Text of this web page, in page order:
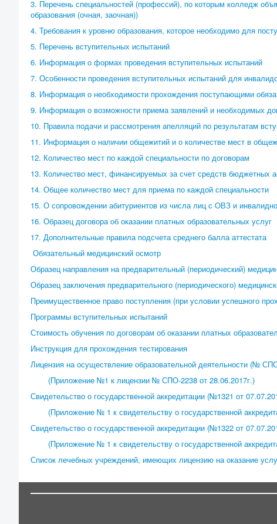
3. Перечень специальностей (профессий), по которым колледж
образования (очная, заочная))
4. Требования к уровню образования, которое необходимо для
5. Перечень вступительных испытаний
6. Информация о формах проведения вступительных испытаний
7. Особенности проведения вступительных испытаний для
8. Информация о необходимости прохождения поступающими
9. Информация о возможности приема заявлений и необходимых
10. Правила подачи и рассмотрения апелляций по результатам
11. Информация о наличии общежитий и о количестве мест в
12. Количество мест по каждой специальности по договорам
13. Количество мест, финансируемых за счет средств бюджетных
14. Общее количество мест для приема по каждой специальности
15. О сопровождении абитуриентов из числа лиц с ОВЗ и
16. Образец договора об оказании платных образовательных услуг
17. Дополнительные правила подсчета среднего балла аттестата
Обязательный медицинский осмотр
Образец направления на предварительный (периодический)
Образец заключения предварительного (периодического)
Преимущественное право поступления (при условии успешного
Программы вступительных испытаний
Стоимость обучения по договорам об оказании платных
Инструкция для прохождения тестирования
Лицензия на осуществление образовательной деятельности (№
(Приложение №1 к лицензии № СПО-2238 от 28.06.2017г.)
Свидетельство о государственной аккредитации (№1321 от
(Приложение № 1 к свидетельству о государственной
Свидетельство о государственной аккредитации (№1322 от
(Приложение № 1 к свидетельству о государственной
Список лечебных учреждений, имеющих лицензию на оказание